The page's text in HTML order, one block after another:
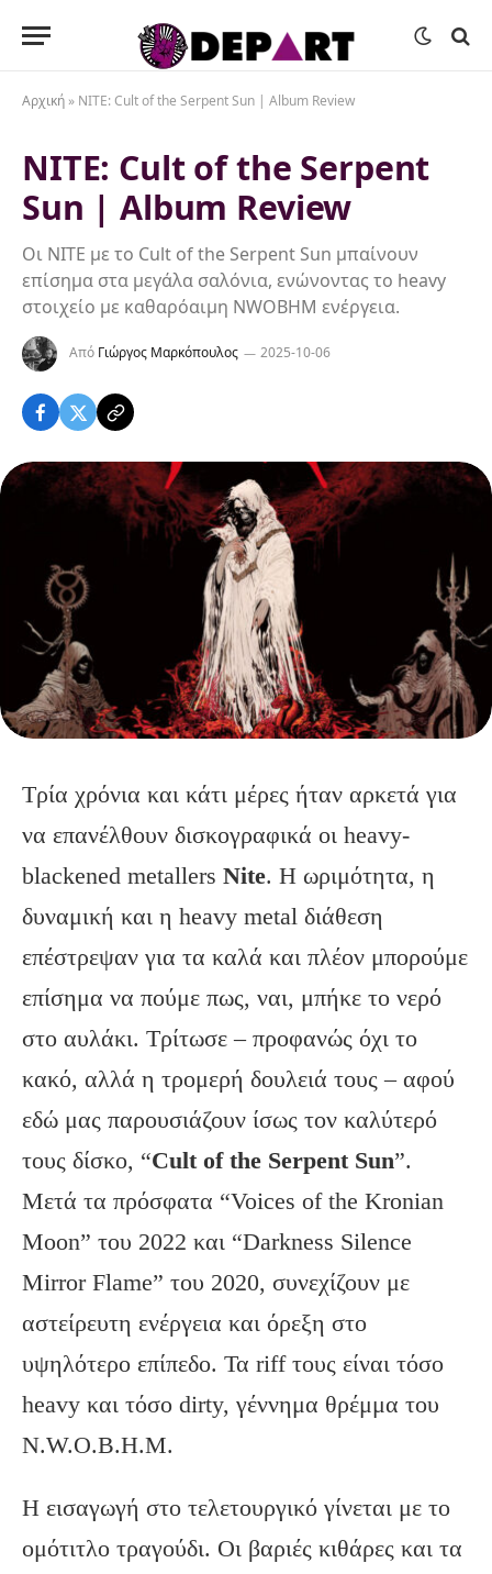
Αρχική » NITE: Cult of the Serpent Sun | Album Review
NITE: Cult of the Serpent
Sun | Album Review
Οι NITE με το Cult of the Serpent Sun μπαίνουν
επίσημα στα μεγάλα σαλόνια, ενώνοντας το heavy
στοιχείο με καθαρόαιμη NWOBHM ενέργεια.
Από Γιώργος Μαρκόπουλος 2025-10-06
Τρία χρόνια και κάτι μέρες ήταν αρκετά για
να επανέλθουν δισκογραφικά οι heavy-
blackened metallers Nite. Η ωριμότητα, η
δυναμική και η heavy metal διάθεση
επέστρεψαν για τα καλά και πλέον μπορούμε
επίσημα να πούμε πως, ναι, μπήκε το νερό
στο αυλάκι. Τρίτωσε – προφανώς όχι το
κακό, αλλά η τρομερή δουλειά τους – αφού
εδώ μας παρουσιάζουν ίσως τον καλύτερό
τους δίσκο, “Cult of the Serpent Sun”.
Μετά τα πρόσφατα “Voices of the Kronian
Moon” του 2022 και “Darkness Silence
Mirror Flame” του 2020, συνεχίζουν με
αστείρευτη ενέργεια και όρεξη στο
υψηλότερο επίπεδο. Τα riff τους είναι τόσο
heavy και τόσο dirty, γέννημα θρέμμα του
N.W.O.B.H.M.
Η εισαγωγή στο τελετουργικό γίνεται με το
ομότιτλο τραγούδι. Οι βαριές κιθάρες και τα